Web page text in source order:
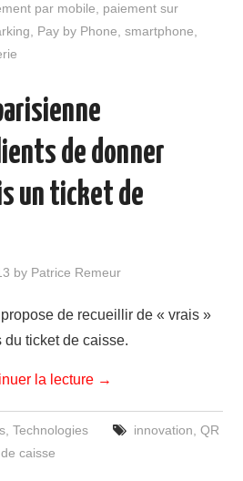
par mobile
paiement sur
Pay by Phone ,smartphone
de donner
un ticket de
by Patrice Remeur
de recueillir de « vrais »
ticket de caisse.
la lecture →
, Technologies innovation QR
caisse